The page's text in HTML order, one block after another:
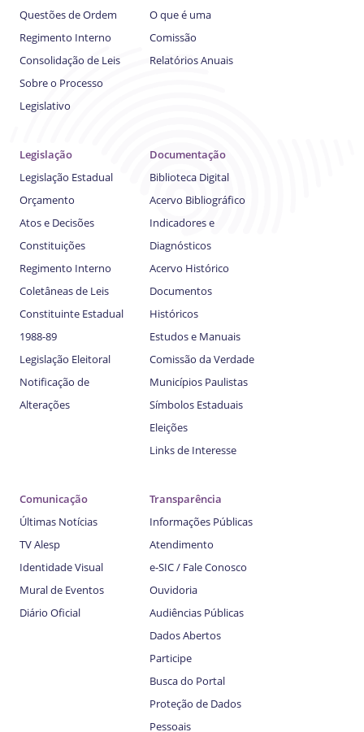
Questões de Ordem
Regimento Interno
Consolidação de Leis
Sobre o Processo
Legislativo
O que é uma
Comissão
Relatórios Anuais
Legislação
Legislação Estadual
Orçamento
Atos e Decisões
Constituições
Regimento Interno
Coletâneas de Leis
Constituinte Estadual
1988-89
Legislação Eleitoral
Notificação de
Alterações
Documentação
Biblioteca Digital
Acervo Bibliográfico
Indicadores e
Diagnósticos
Acervo Histórico
Documentos
Históricos
Estudos e Manuais
Comissão da Verdade
Municípios Paulistas
Símbolos Estaduais
Eleições
Links de Interesse
Comunicação
Últimas Notícias
TV Alesp
Identidade Visual
Mural de Eventos
Diário Oficial
Transparência
Informações Públicas
Atendimento
e-SIC / Fale Conosco
Ouvidoria
Audiências Públicas
Dados Abertos
Participe
Busca do Portal
Proteção de Dados
Pessoais